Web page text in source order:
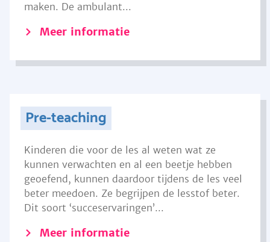
maken. De ambulant...
Meer informatie
Pre-teaching
Kinderen die voor de les al weten wat ze
kunnen verwachten en al een beetje hebben
geoefend, kunnen daardoor tijdens de les veel
beter meedoen. Ze begrijpen de lesstof beter.
Dit soort ‘succeservaringen’...
Meer informatie